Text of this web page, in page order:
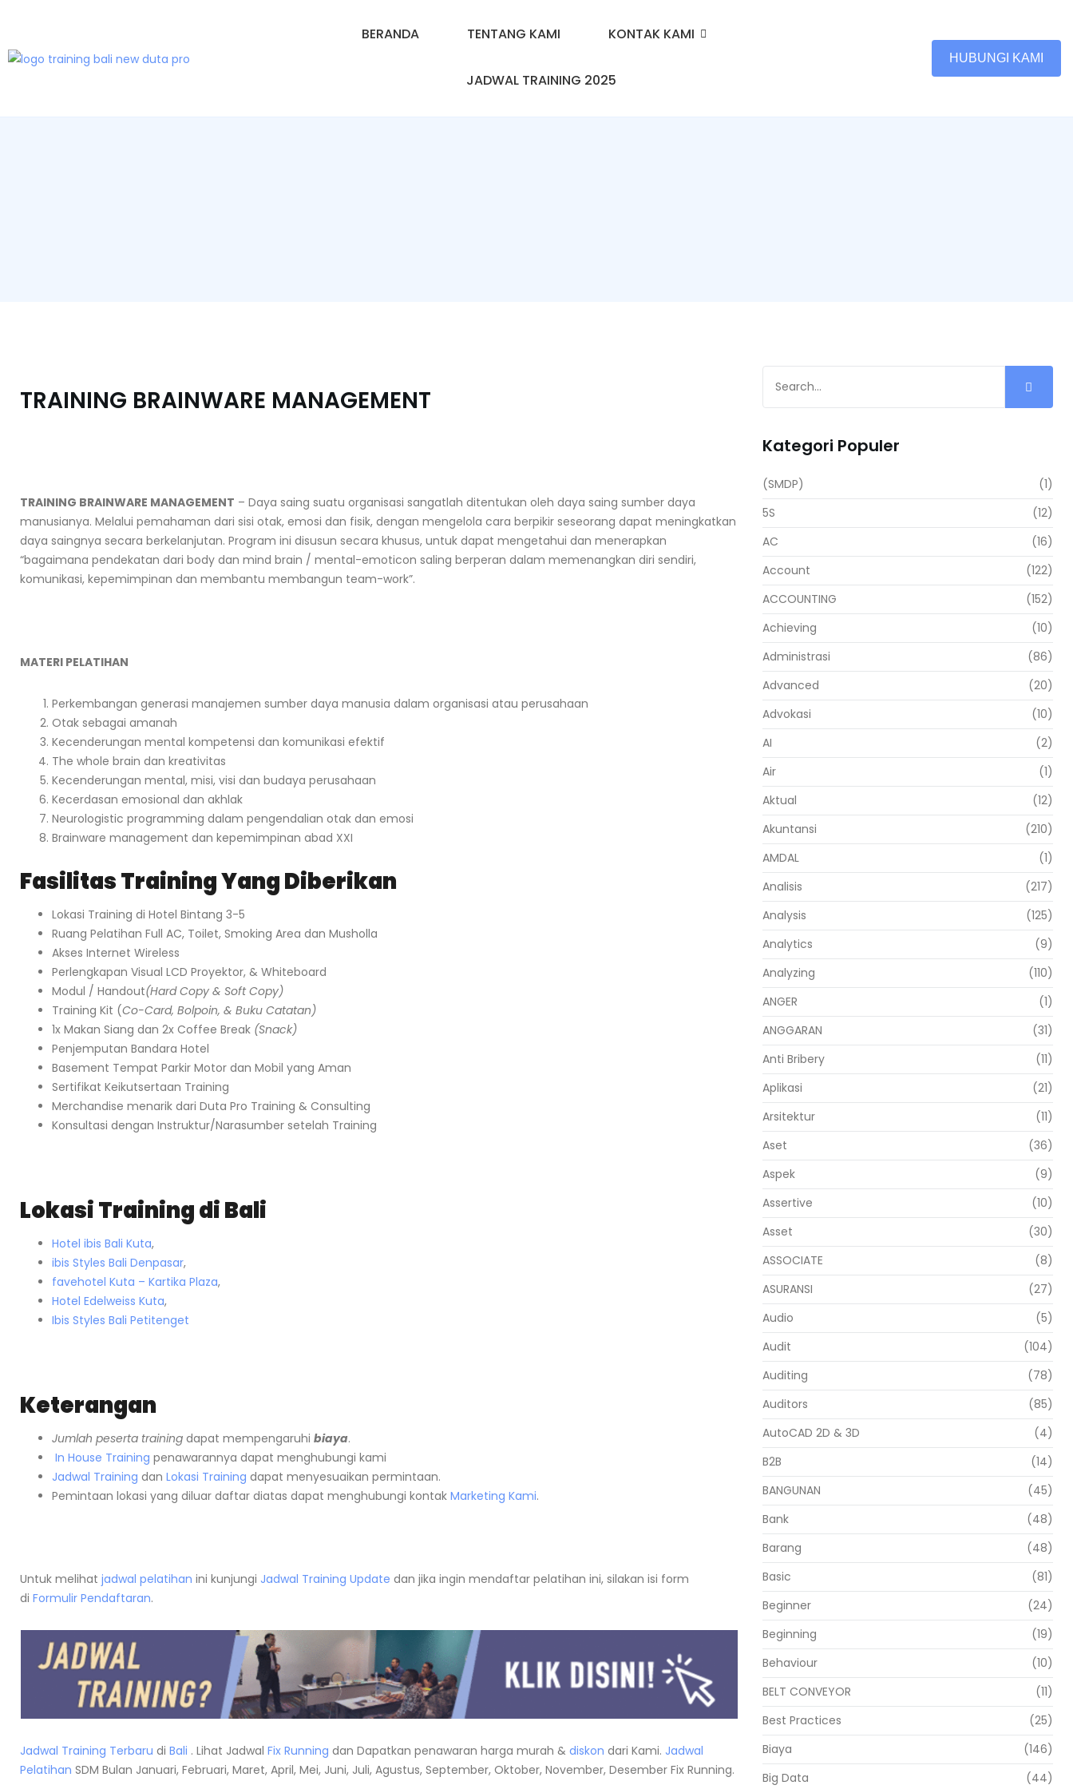
BERANDA TENTANG KAMI KONTAK KAMI
JADWAL TRAINING 2025
HUBUNGI KAMI
TRAINING BRAINWARE MANAGEMENT
TRAINING BRAINWARE MANAGEMENT – Daya saing suatu organisasi sangatlah ditentukan oleh daya saing sumber daya
manusianya. Melalui pemahaman dari sisi otak, emosi dan fisik, dengan mengelola cara berpikir seseorang dapat meningkatkan
daya saingnya secara berkelanjutan. Program ini disusun secara khusus, untuk dapat mengetahui dan menerapkan
“bagaimana pendekatan dari body dan mind brain / mental-emoticon saling berperan dalam memenangkan diri sendiri,
komunikasi, kepemimpinan dan membantu membangun team-work”.
MATERI PELATIHAN
Perkembangan generasi manajemen sumber daya manusia dalam organisasi atau perusahaan
Otak sebagai amanah
Kecenderungan mental kompetensi dan komunikasi efektif
The whole brain dan kreativitas
Kecenderungan mental, misi, visi dan budaya perusahaan
Kecerdasan emosional dan akhlak
Neurologistic programming dalam pengendalian otak dan emosi
Brainware management dan kepemimpinan abad XXI
Fasilitas Training Yang Diberikan
Lokasi Training di Hotel Bintang 3-5
Ruang Pelatihan Full AC, Toilet, Smoking Area dan Musholla
Akses Internet Wireless
Perlengkapan Visual LCD Proyektor, & Whiteboard
Modul / Handout(Hard Copy & Soft Copy)
Training Kit (Co-Card, Bolpoin, & Buku Catatan)
1x Makan Siang dan 2x Coffee Break (Snack)
Penjemputan Bandara Hotel
Basement Tempat Parkir Motor dan Mobil yang Aman
Sertifikat Keikutsertaan Training
Merchandise menarik dari Duta Pro Training & Consulting
Konsultasi dengan Instruktur/Narasumber setelah Training
Lokasi Training di Bali
Hotel ibis Bali Kuta,
ibis Styles Bali Denpasar,
favehotel Kuta – Kartika Plaza,
Hotel Edelweiss Kuta,
Ibis Styles Bali Petitenget
Keterangan
Jumlah peserta training dapat mempengaruhi biaya.
In House Training penawarannya dapat menghubungi kami
Jadwal Training dan Lokasi Training dapat menyesuaikan permintaan.
Pemintaan lokasi yang diluar daftar diatas dapat menghubungi kontak Marketing Kami.
Untuk melihat jadwal pelatihan ini kunjungi Jadwal Training Update dan jika ingin mendaftar pelatihan ini, silakan isi form
di Formulir Pendaftaran.
Jadwal Training Terbaru di Bali . Lihat Jadwal Fix Running dan Dapatkan penawaran harga murah & diskon dari Kami. Jadwal
Pelatihan SDM Bulan Januari, Februari, Maret, April, Mei, Juni, Juli, Agustus, September, Oktober, November, Desember Fix Running.
Kategori Populer
(SMDP)
(1)
5S
(12)
AC
(16)
Account
(122)
ACCOUNTING
(152)
Achieving
(10)
Administrasi
(86)
Advanced
(20)
Advokasi
(10)
AI
(2)
Air
(1)
Aktual
(12)
Akuntansi
(210)
AMDAL
(1)
Analisis
(217)
Analysis
(125)
Analytics
(9)
Analyzing
(110)
ANGER
(1)
ANGGARAN
(31)
Anti Bribery
(11)
Aplikasi
(21)
Arsitektur
(11)
Aset
(36)
Aspek
(9)
Assertive
(10)
Asset
(30)
ASSOCIATE
(8)
ASURANSI
(27)
Audio
(5)
Audit
(104)
Auditing
(78)
Auditors
(85)
AutoCAD 2D & 3D
(4)
B2B
(14)
BANGUNAN
(45)
Bank
(48)
Barang
(48)
Basic
(81)
Beginner
(24)
Beginning
(19)
Behaviour
(10)
BELT CONVEYOR
(11)
Best Practices
(25)
Biaya
(146)
Big Data
(44)